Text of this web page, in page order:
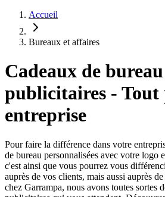
Accueil
Bureaux et affaires
Cadeaux de bureau
publicitaires - Tout
entreprise
Pour faire la différence dans votre
de bureau personnalisées avec votre logo
c'est ainsi que vous pourrez vous
auprès de vos clients, mais aussi auprès
chez Garrampa, nous avons toutes sortes